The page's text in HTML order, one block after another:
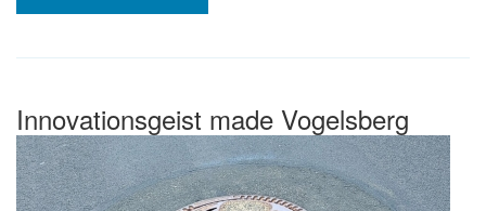
Innovationsgeist made Vogelsberg